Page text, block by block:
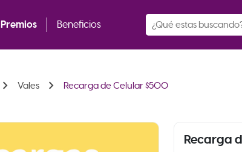
Premios Beneficios
chevron_right Vales chevron_right Recarga de Celular $500
Recarga